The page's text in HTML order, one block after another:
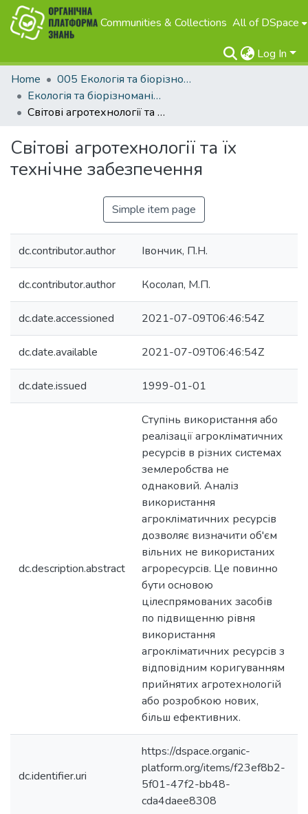
Communities & Collections All of DSpace
Log In
Home
005 Екологія та біорізноманіття
Екологія та біорізноманіття
Світові агротехнології та їх технічне забезпечення
Світові агротехнології та їх
технічне забезпечення
Simple item page
dc.contributor.author Івончик, П.Н.
dc.contributor.author Косолап, М.П.
dc.date.accessioned 2021-07-09T06:46:54Z
dc.date.available 2021-07-09T06:46:54Z
dc.date.issued 1999-01-01
dc.description.abstract
Ступінь використання або
реалізації агрокліматичних
ресурсів в різних системах
землеробства не
однаковий. Аналіз
використання
агрокліматичних ресурсів
дозволяє визначити об'єм
вільних не використаних
агроресурсів. Це повинно
бути основою
цілеспрямованих засобів
по підвищенню рівня
використання
агрокліматичних ресурсів з
відповідним коригуванням
прийнятих агротехнологій
або розробкою нових,
більш ефективних.
dc.identifier.uri
https://dspace.organic-
platform.org/items/f23ef8b2-
5f01-47f2-bb48-
cda4daee8308